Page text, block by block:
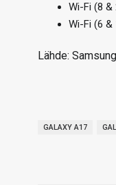
Wi-Fi (8 &
Wi-Fi (6 &
Lähde:
GALAXY A17